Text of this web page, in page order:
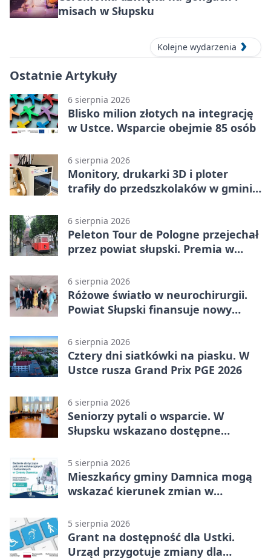
misach w Słupsku
Kolejne wydarzenia
Ostatnie Artykuły
6 sierpnia 2026
Blisko milion złotych na integrację
w Ustce. Wsparcie obejmie 85 osób
6 sierpnia 2026
Monitory, drukarki 3D i ploter
trafiły do przedszkolaków w gminie
6 sierpnia 2026
Peleton Tour de Pologne przejechał
przez powiat słupski. Premia w
6 sierpnia 2026
Różowe światło w neurochirurgii.
Powiat Słupski finansuje nowy
6 sierpnia 2026
Cztery dni siatkówki na piasku. W
Ustce rusza Grand Prix PGE 2026
6 sierpnia 2026
Seniorzy pytali o wsparcie. W
Słupsku wskazano dostępne
5 sierpnia 2026
Mieszkańcy gminy Damnica mogą
wskazać kierunek zmian w
5 sierpnia 2026
Grant na dostępność dla Ustki.
Urząd przygotuje zmiany dla